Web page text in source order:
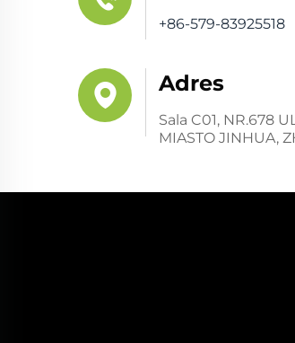
+86-579-83925518
Adres
Sala C01, NR.678
MIASTO JINHUA,